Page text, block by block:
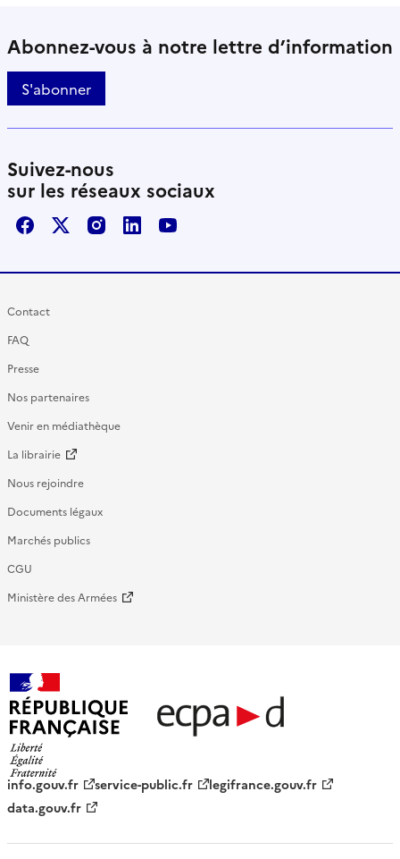
Abonnez-vous à notre lettre d’information
S'abonner
Suivez-nous
sur les réseaux sociaux
FacebookX / TwitterInstagram
LinkedInYoutube
Contact
FAQ
Presse
Nos partenaires
Venir en médiathèque
La librairie
Nous rejoindre
Documents légaux
Marchés publics
CGU
Ministère des Armées
française - ECPAD
info.gouv.fr service-public.fr
legifrance.gouv.fr
data.gouv.fr